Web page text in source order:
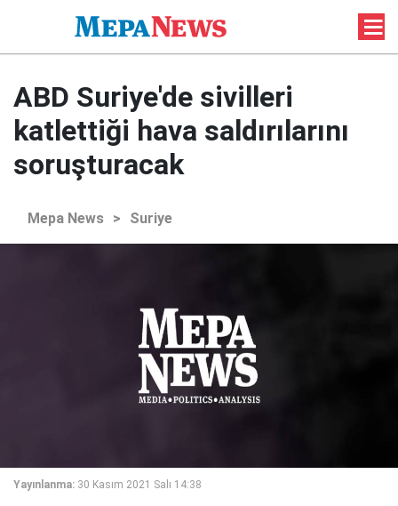
ABD Suriye'de sivilleri
katlettiği hava saldırılarını
soruşturacak
Mepa News > Suriye
Yayınlanma: 30 Kasım 2021 Salı 14:38